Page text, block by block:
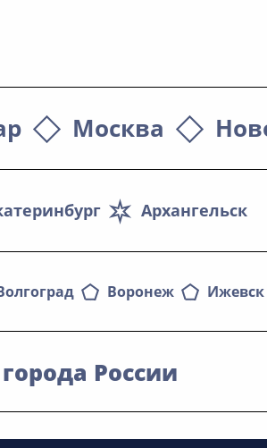
Москва
Архангельск
Воронеж Ижевск
России